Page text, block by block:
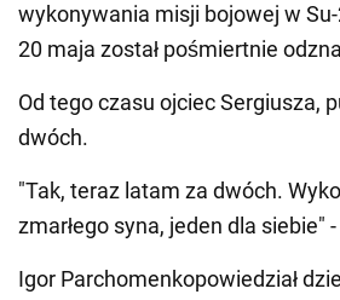
wykonywania misji bojowej w
20 maja został pośmiertnie
Od tego czasu ojciec Sergiusza,
dwóch.
"Tak, teraz latam za dwóch.
zmarłego syna, jeden dla siebie"
Igor Parchomenkopowiedział